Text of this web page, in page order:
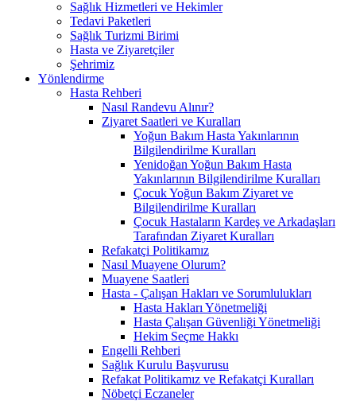
Sağlık Hizmetleri ve Hekimler
Tedavi Paketleri
Sağlık Turizmi Birimi
Hasta ve Ziyaretçiler
Şehrimiz
Yönlendirme
Hasta Rehberi
Nasıl Randevu Alınır?
Ziyaret Saatleri ve Kuralları
Yoğun Bakım Hasta Yakınlarının
Bilgilendirilme Kuralları
Yenidoğan Yoğun Bakım Hasta
Yakınlarının Bilgilendirilme Kuralları
Çocuk Yoğun Bakım Ziyaret ve
Bilgilendirilme Kuralları
Çocuk Hastaların Kardeş ve Arkadaşları
Tarafından Ziyaret Kuralları
Refakatçi Politikamız
Nasıl Muayene Olurum?
Muayene Saatleri
Hasta - Çalışan Hakları ve Sorumlulukları
Hasta Hakları Yönetmeliği
Hasta Çalışan Güvenliği Yönetmeliği
Hekim Seçme Hakkı
Engelli Rehberi
Sağlık Kurulu Başvurusu
Refakat Politikamız ve Refakatçi Kuralları
Nöbetçi Eczaneler